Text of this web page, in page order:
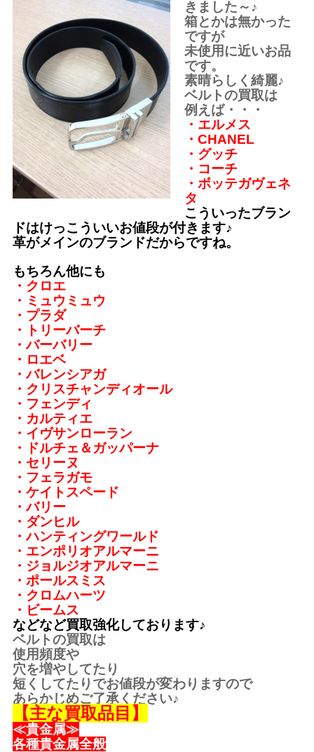
きました～♪
箱とかは無かった
ですが
未使用に近いお品
です。
素晴らしく綺麗♪
ベルトの買取は
例えば・・・
・エルメス
・CHANEL
・グッチ
・コーチ
・ボッテガヴェネ
タ
こういったブラン
ドはけっこういいお値段が付きます♪
革がメインのブランドだからですね。
もちろん他にも
・クロエ
・ミュウミュウ
・プラダ
・トリーバーチ
・バーバリー
・ロエベ
・バレンシアガ
・クリスチャンディオール
・フェンディ
・カルティエ
・イヴサンローラン
・ドルチェ＆ガッパーナ
・セリーヌ
・フェラガモ
・ケイトスペード
・バリー
・ダンヒル
・ハンティングワールド
・エンポリオアルマーニ
・ジョルジオアルマーニ
・ポールスミス
・クロムハーツ
・ビームス
などなど買取強化しております♪
ベルトの買取は
使用頻度や
穴を増やしてたり
短くしてたりでお値段が変わりますので
あらかじめご了承ください♪
【主な買取品目】
≪貴金属≫
各種貴金属全般